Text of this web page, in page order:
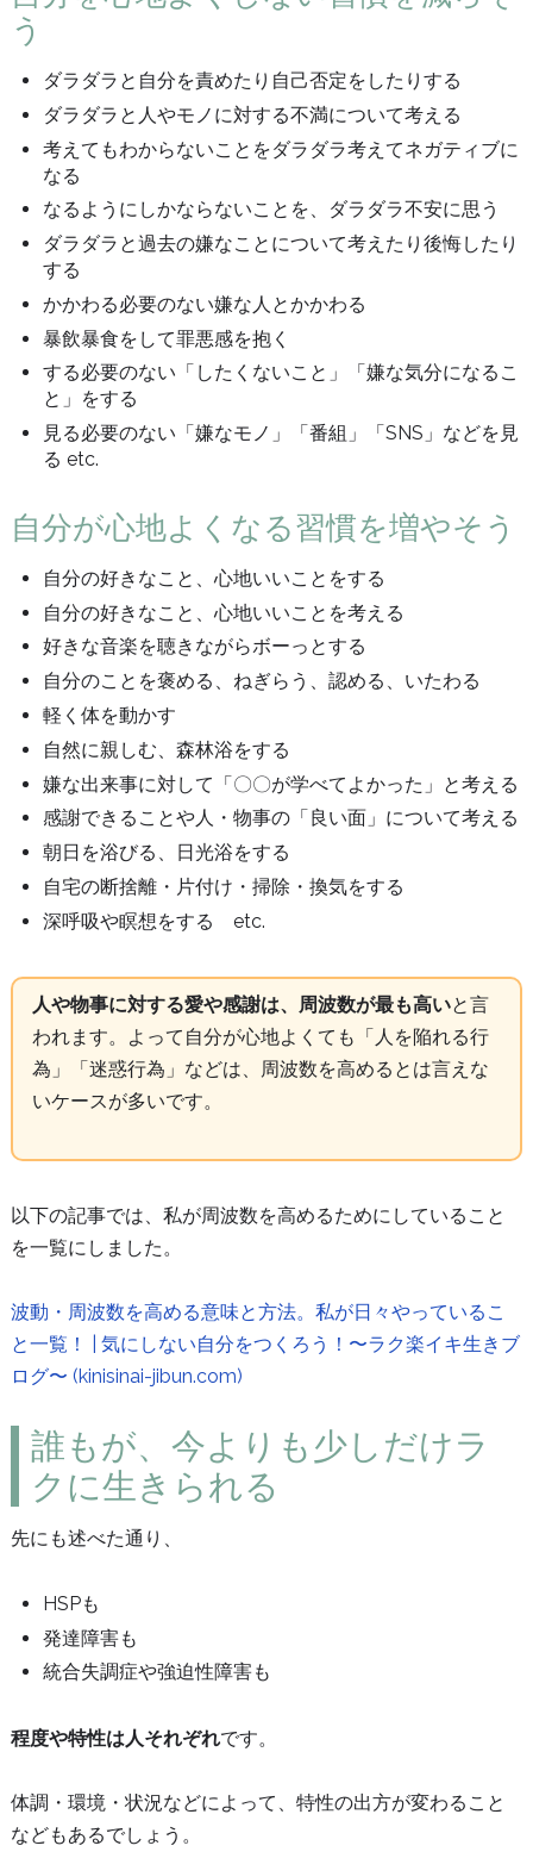
う
ダラダラと自分を責めたり自己否定をしたりする
ダラダラと人やモノに対する不満について考える
考えてもわからないことをダラダラ考えてネガティブに
なる
なるようにしかならないことを、ダラダラ不安に思う
ダラダラと過去の嫌なことについて考えたり後悔したり
する
かかわる必要のない嫌な人とかかわる
暴飲暴食をして罪悪感を抱く
する必要のない「したくないこと」「嫌な気分になるこ
と」をする
見る必要のない「嫌なモノ」「番組」「SNS」などを見
る etc.
自分が心地よくなる習慣を増やそう
自分の好きなこと、心地いいことをする
自分の好きなこと、心地いいことを考える
好きな音楽を聴きながらボーっとする
自分のことを褒める、ねぎらう、認める、いたわる
軽く体を動かす
自然に親しむ、森林浴をする
嫌な出来事に対して「〇〇が学べてよかった」と考える
感謝できることや人・物事の「良い面」について考える
朝日を浴びる、日光浴をする
自宅の断捨離・片付け・掃除・換気をする
深呼吸や瞑想をする etc.
人や物事に対する愛や感謝は、周波数が最も高いと言
われます。よって自分が心地よくても「人を陥れる行
為」「迷惑行為」などは、周波数を高めるとは言えな
いケースが多いです。
以下の記事では、私が周波数を高めるためにしていること
を一覧にしました。
波動・周波数を高める意味と方法。私が日々やっているこ
と一覧！ | 気にしない自分をつくろう！〜ラク楽イキ生きブ
ログ〜 (kinisinai-jibun.com)
誰もが、今よりも少しだけラ
クに生きられる
先にも述べた通り、
HSPも
発達障害も
統合失調症や強迫性障害も
程度や特性は人それぞれです。
体調・環境・状況などによって、特性の出方が変わること
などもあるでしょう。